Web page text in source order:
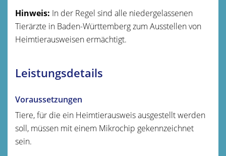
Hinweis: In der Regel sind alle niedergelassenen
Tierärzte in Baden-Württemberg zum Ausstellen von
Heimtierausweisen ermächtigt.
Leistungsdetails
Voraussetzungen
Tiere, für die ein Heimtierausweis ausgestellt werden
soll, müssen mit einem Mikrochip gekennzeichnet
sein.